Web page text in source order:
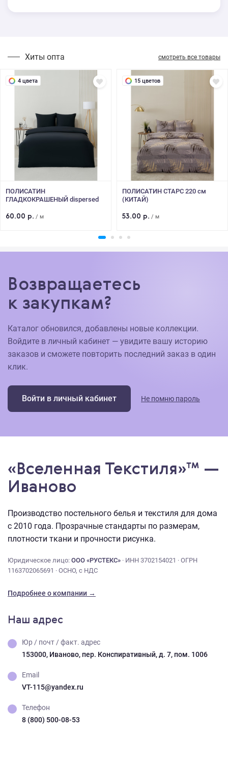
Хиты опта смотреть все товары
4 цвета
ПОЛИСАТИН
ГЛАДКОКРАШЕНЫЙ dispersed
60.00 р. / м
15 цветов
ПОЛИСАТИН СТАРС 220 см
(КИТАЙ)
53.00 р. / м
Возвращаетесь
к закупкам?
Каталог обновился, добавлены новые коллекции.
Войдите в личный кабинет — увидите вашу историю
заказов и сможете повторить последний заказ в один
клик.
Войти в личный кабинет Не помню пароль
«Вселенная Текстиля»™ —
Иваново
Производство постельного белья и текстиля для дома
с 2010 года. Прозрачные стандарты по размерам,
плотности ткани и прочности рисунка.
Юридическое лицо: ООО «РУСТЕКС» · ИНН 3702154021 · ОГРН
1163702065691 · ОСНО, с НДС
Подробнее о компании →
Наш адрес
Юр / почт / факт. адрес
153000, Иваново, пер. Конспиративный, д. 7, пом. 1006
Email
VT-115@yandex.ru
Телефон
8 (800) 500-08-53